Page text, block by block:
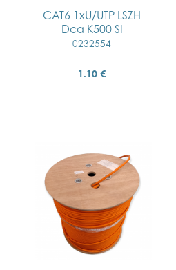
CAT6 1xU/UTP LSZH
Dca K500 SI
0232554
1.10 €